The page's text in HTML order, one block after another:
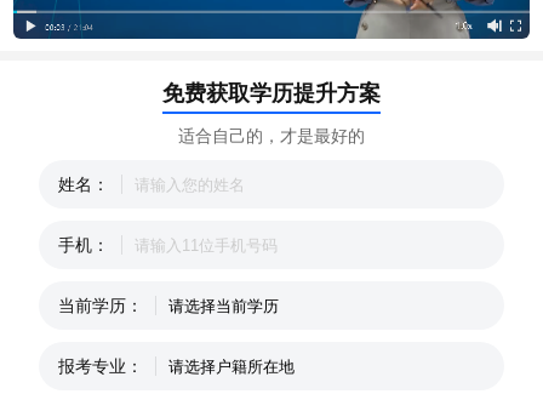
免费获取学历提升方案
适合自己的，才是最好的
姓名：
手机：
当前学历：
报考专业：